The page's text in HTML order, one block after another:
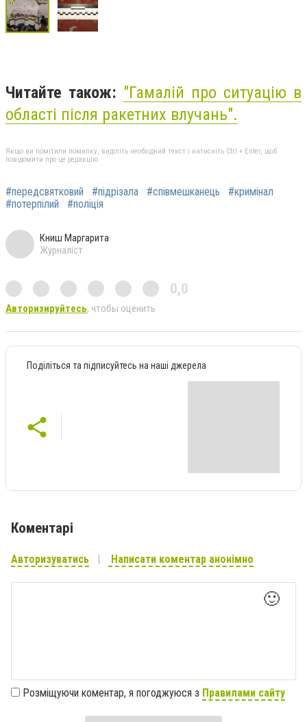
Читайте також: "Гамалій про ситуацію в
області після ракетних влучань".
Якщо ви помітили помилку, виділіть необхідний текст і натисніть Ctrl + Enter, щоб
повідомити про це редакцію
#передсвятковий #підрізала #співмешканець
#кримінал
#потерпілий
#поліція
Книш Маргарита
Журналіст
0,0
Авторизируйтесь, чтобы оценить
Поділіться та підписуйтесь на наші джерела
Коментарі
Авторизуватись Написати коментар анонімно
🙂
Розміщуючи коментар, я погоджуюся з Правилами сайту